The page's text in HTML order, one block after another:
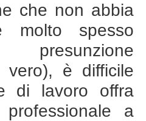
che non abbia
molto spesso
vero), è difficile
di lavoro offra
professionale a